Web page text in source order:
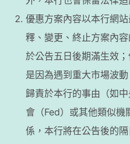
優惠方案內容以本行網
釋、變更、終止方案內
於公告五日後期滿生效
是因為遇到重大市場波
歸責於本行的事由（如
會（Fed）或其他類似機
係，本行將在公告後的